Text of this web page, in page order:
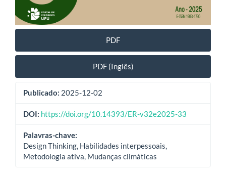
PDF
PDF (Inglês)
Publicado: 2025-12-02
DOI: https://doi.org/10.14393/ER-v32e2025-33
Palavras-chave:
Design Thinking, Habilidades interpessoais,
Metodologia ativa, Mudanças climáticas